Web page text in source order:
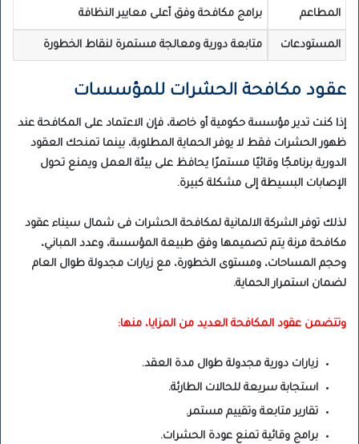
المطاعم برامج مكافحة وفق أعلى معايير النظافة
المستودعات متابعة دورية ومعالجة مستمرة لنقاط الخطورة
عقود مكافحة الحشرات للمؤسسات
إذا كنت تدير مؤسسة حكومية أو خاصة، فإن الاعتماد على المكافحة عند
ظهور الحشرات فقط لا يوفر الحماية المطلوبة، بينما تمنحك العقود
الدورية برنامجًا وقائيًا مستمرًا يحافظ على بيئة العمل ويمنع تحول
الإصابات البسيطة إلى مشكلة كبيرة.
لذلك توفر الشركة الالمانية لمكافحة الحشرات فى شمال سيناء عقود
مكافحة مرنة يتم تصميمها وفق طبيعة المؤسسة، وعدد المباني،
وحجم المساحات، ومستوى الخطورة، مع زيارات مجدولة طوال العام
لضمان استمرار الحماية.
وتتضمن عقود المكافحة العديد من المزايا، منها:
زيارات دورية مجدولة طوال مدة العقد.
استجابة سريعة للحالات الطارئة.
تقارير متابعة وتقييم مستمر.
برامج وقائية تمنع عودة الحشرات.